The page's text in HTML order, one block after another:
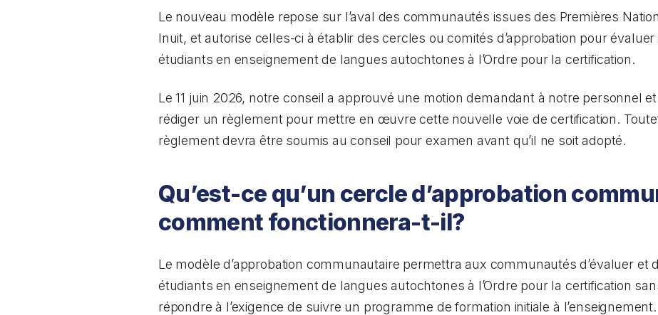
Le nouveau modèle repose sur l’aval des communautés issues des Premières
Inuit, et autorise celles-ci à établir des cercles ou comités d’approbation pour
étudiants en enseignement de langues autochtones à l’Ordre pour la certification.
Le 11 juin 2026, notre conseil a approuvé une motion demandant à notre personnel
rédiger un règlement pour mettre en œuvre cette nouvelle voie de certification.
règlement devra être soumis au conseil pour examen avant qu’il ne soit adopté.
Qu’est-ce qu’un cercle d’approbation
comment fonctionnera-t-il?
Le modèle d’approbation communautaire permettra aux communautés d’évaluer et
étudiants en enseignement de langues autochtones à l’Ordre pour la certification
répondre à l’exigence de suivre un programme de formation initiale à l’enseignement.